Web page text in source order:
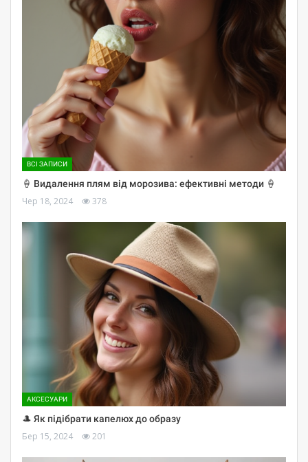
ВСІ ЗАПИСИ
🍦 Видалення плям від морозива: ефективні методи 🍦
Чер 18, 2024 378
АКСЕСУАРИ
🎩 Як підібрати капелюх до образу
Бер 15, 2024 201